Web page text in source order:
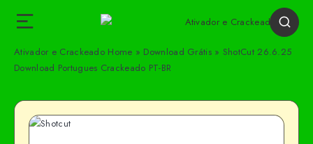
Ativador e Crackeado Home » Download Grátis» ShotCut 26.6.25
Download Portugues Crackeado PT-BR